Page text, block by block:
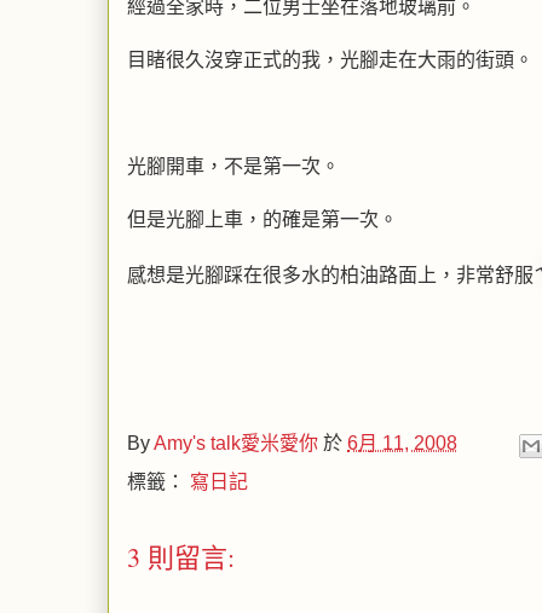
經過全家時，二位男士坐在落地玻璃前。
目睹很久沒穿正式的我，光腳走在大雨的街頭。
光腳開車，不是第一次。
但是光腳上車，的確是第一次。
感想是光腳踩在很多水的柏油路面上，非常舒服
ByAmy's talk愛米愛你 於 6月 11, 2008
標籤： 寫日記
3 則留言: